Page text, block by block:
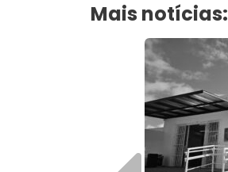
Mais notícias: